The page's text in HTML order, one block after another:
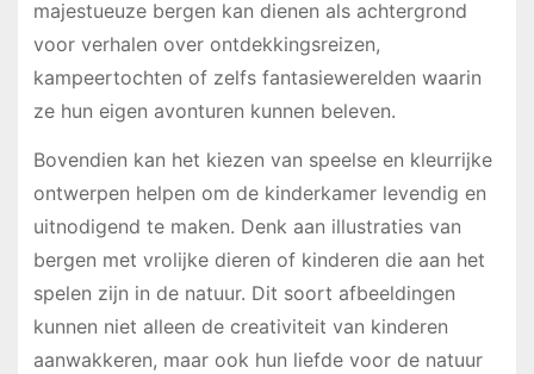
majestueuze bergen kan dienen als achtergrond
voor verhalen over ontdekkingsreizen,
kampeertochten of zelfs fantasiewerelden waarin
ze hun eigen avonturen kunnen beleven.
Bovendien kan het kiezen van speelse en kleurrijke
ontwerpen helpen om de kinderkamer levendig en
uitnodigend te maken. Denk aan illustraties van
bergen met vrolijke dieren of kinderen die aan het
spelen zijn in de natuur. Dit soort afbeeldingen
kunnen niet alleen de creativiteit van kinderen
aanwakkeren, maar ook hun liefde voor de natuur